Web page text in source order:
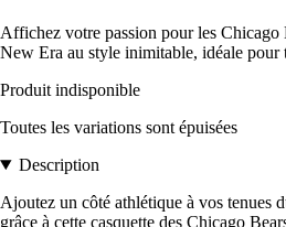
Affichez votre passion pour les Chicago
New Era au style inimitable, idéale pour
Produit indisponible
Toutes les variations sont épuisées
Description
Ajoutez un côté athlétique à vos tenues
grâce à cette casquette des Chicago